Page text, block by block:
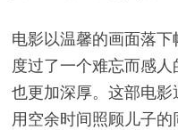
电影以温馨的画面落
度过了一个难忘而感
也更加深厚。这部电
用空余时间照顾儿子